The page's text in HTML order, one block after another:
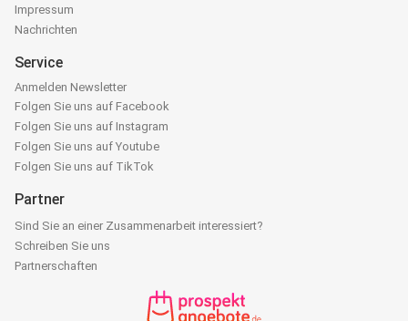
Impressum
Nachrichten
Service
Anmelden Newsletter
Folgen Sie uns auf Facebook
Folgen Sie uns auf Instagram
Folgen Sie uns auf Youtube
Folgen Sie uns auf TikTok
Partner
Sind Sie an einer Zusammenarbeit interessiert?
Schreiben Sie uns
Partnerschaften